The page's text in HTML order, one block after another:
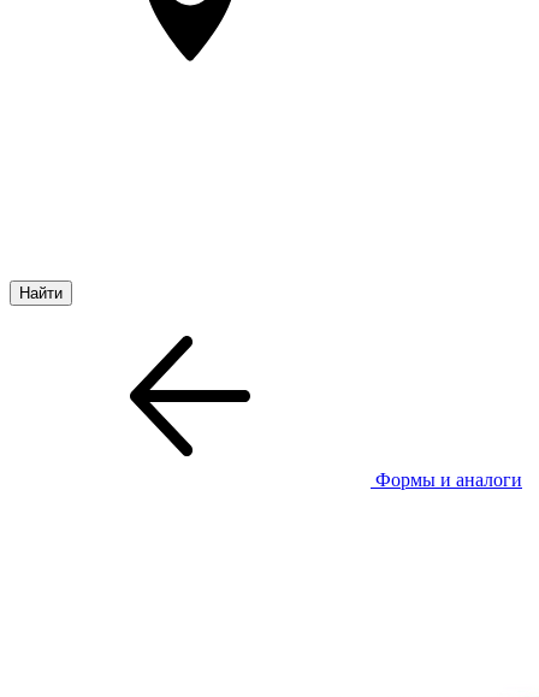
Формы и аналоги